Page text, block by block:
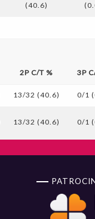
(40.6)
2P C/T % 3P
13/32 (40.6) 0/1
13/32 (40.6) 0/1